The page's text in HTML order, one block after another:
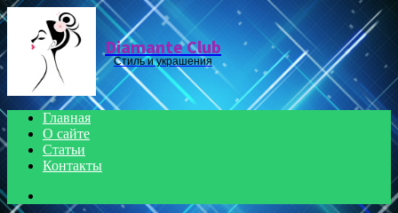
Menu
Diamante Club
Стиль и украшения
Главная
О сайте
Статьи
Контакты